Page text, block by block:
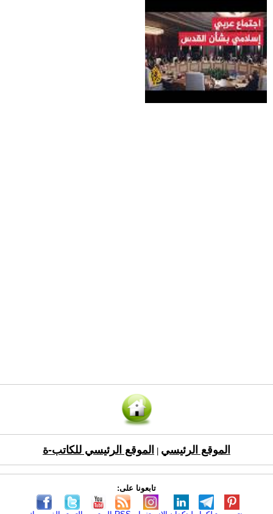
الموقع الرئيسي الموقع الرئيسي للكاتب-ة
تابعونا على: